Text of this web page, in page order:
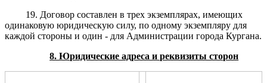
19. Договор составлен в трех экземплярах, имеющих
одинаковую юридическую силу, по одному экземпляру для
каждой стороны и один - для Администрации города Кургана.
8. Юридические адреса и реквизиты сторон